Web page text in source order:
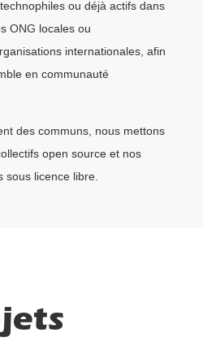
ou déjà actifs dans
ONG locales ou
internationales, afin
en communauté
des communs, nous mettons
open source et nos
sous licence libre.